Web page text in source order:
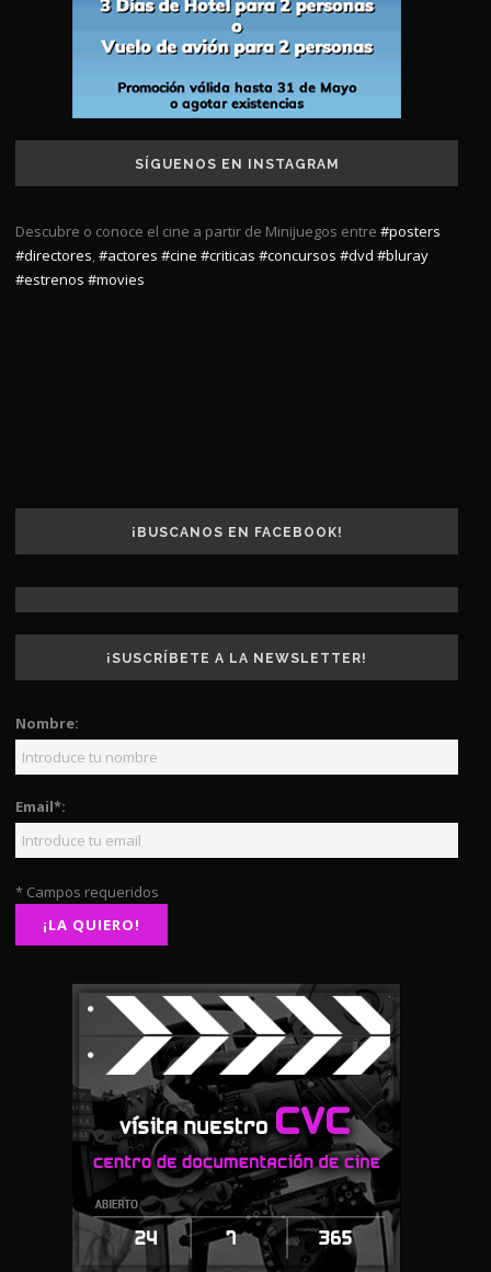
SÍGUENOS EN INSTAGRAM
Descubre o conoce el cine a partir de Minijuegos entre #posters
#directores,#actores #cine #criticas #concursos #dvd #bluray
#estrenos #movies
¡BUSCANOS EN FACEBOOK!
¡SUSCRÍBETE A LA NEWSLETTER!
Nombre:
Email*:
* Campos requeridos